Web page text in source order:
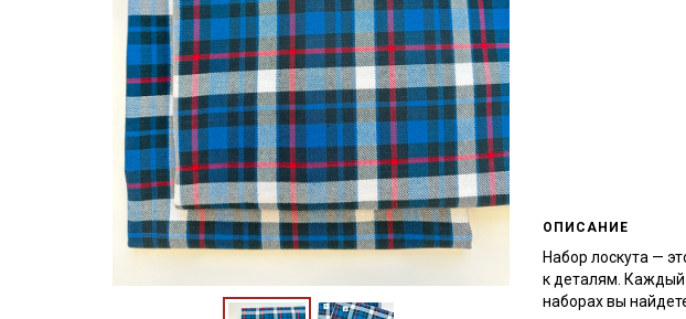
ОПИСАНИЕ
Набор лоскута —
к деталям. Каждый
наборах вы